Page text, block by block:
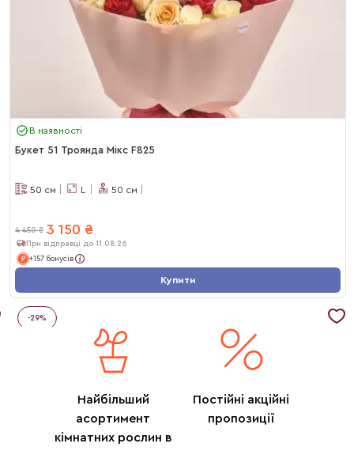
В наявності
Букет 51 Троянда Мікс F825
50 см L 50 см
4 450 ₴ 3 150 ₴
При відправці до 11.08.26
+157 бонусів
Купити
-29%
Найбільший
асортимент
кімнатних рослин в
Постійні акційні
пропозиції